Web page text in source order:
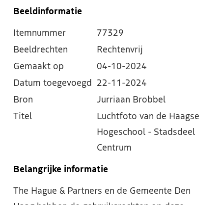
Beeldinformatie
Itemnummer
77329
Beeldrechten
Rechtenvrij
Gemaakt op
04-10-2024
Datum toegevoegd
22-11-2024
Bron
Jurriaan Brobbel
Titel
Luchtfoto van de Haagse
Hogeschool - Stadsdeel
Centrum
Belangrijke informatie
The Hague & Partners en de Gemeente Den